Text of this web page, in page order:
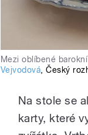
Mezi oblíbené
Vejvodová,Český
Na stole se
karty, které